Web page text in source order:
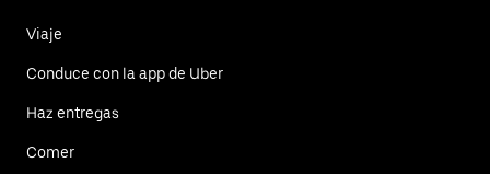
Viaje
Conduce con la app de Uber
Haz entregas
Comer